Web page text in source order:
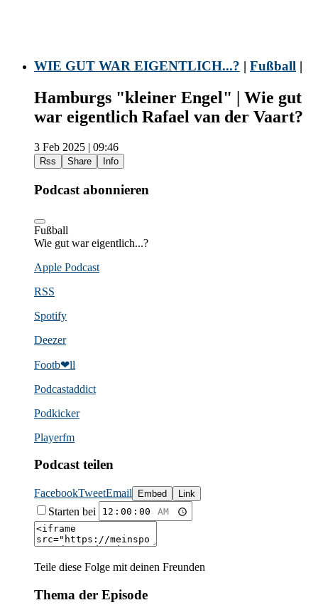
WIE GUT WAR EIGENTLICH...? | Fußball |
Hamburgs "kleiner Engel" | Wie gut
war eigentlich Rafael van der Vaart?
3 Feb 2025 | 09:46
Rss Share Info
Podcast abonnieren
Fußball
Wie gut war eigentlich...?
Apple Podcast
RSS
Spotify
Deezer
Footb❤ll
Podcast­addict
Podkicker
Playerfm
Podcast teilen
FacebookTweetEmail Embed Link
Starten bei
Teile diese Folge mit deinen Freunden
Thema der Episode